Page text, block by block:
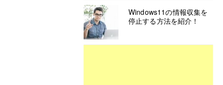
Windows11の情報収集を
停止する方法を紹介！